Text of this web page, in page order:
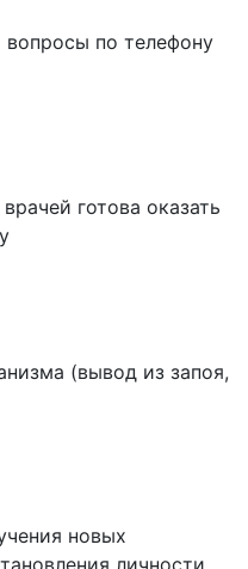
по телефону
готова оказать
(вывод из запоя,
новых